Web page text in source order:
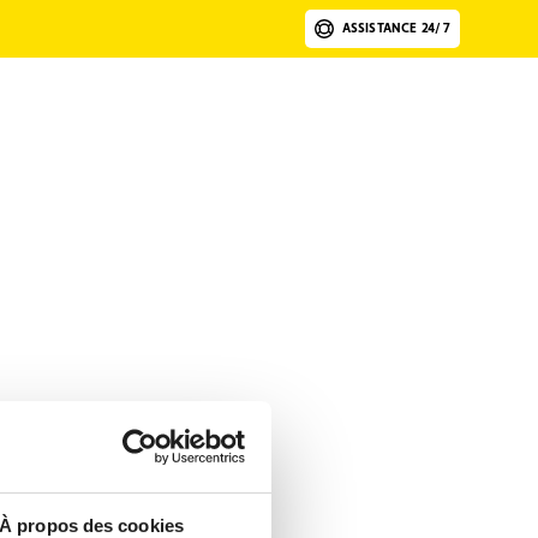
À propos des cookies
ASSISTANCE 24/7